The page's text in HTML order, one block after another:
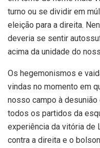
turno ou se dividir em
eleição para a direita.
deveria se sentir
acima da unidade do
Os hegemonismos e
vindas no momento em
nosso campo à
todos os partidos da
experiência da vitória de
contra a direita e o